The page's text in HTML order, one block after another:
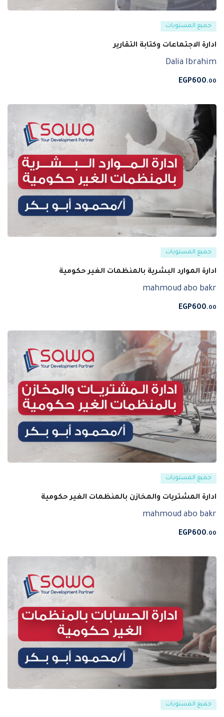
جميع المستويات
ادارة الاجتماعات وكتابة التقارير
Dalia Ibrahim
EGP600.00
جميع المستويات
ادارة الموارد البشرية بالمنظمات الغير حكومية
mahmoud abo bakr
EGP600.00
جميع المستويات
ادارة المشتريات والمخازن بالمنظمات الغير حكومية
mahmoud abo bakr
EGP600.00
جميع المستويات